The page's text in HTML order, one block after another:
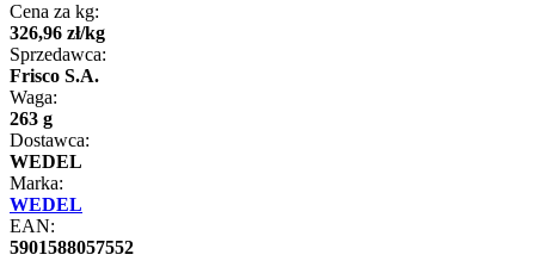
Cena za kg:
326,96 zł/kg
Sprzedawca:
Frisco S.A.
Waga:
263 g
Dostawca:
WEDEL
Marka:
WEDEL
EAN:
5901588057552